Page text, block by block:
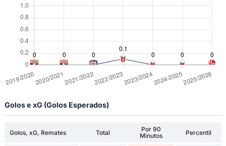
Golos e xG (Golos Esperados)
Golos, xG, Remates Total
Por 90
Minutos
Percentil